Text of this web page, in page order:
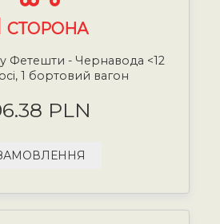
СТОРОНА
Фетешти - Чернавода <12
1 бортовий вагон
PLN